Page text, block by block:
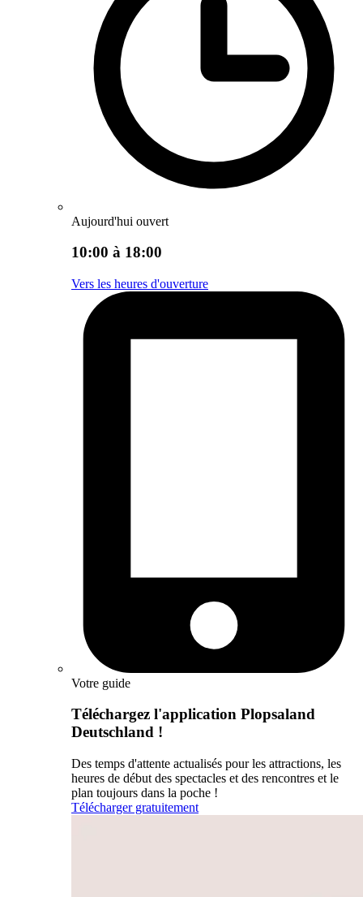
Aujourd'hui ouvert
10:00 à 18:00
Vers les heures d'ouverture
Votre guide
Téléchargez l'application Plopsaland
Deutschland !
Des temps d'attente actualisés pour les attractions, les
heures de début des spectacles et des rencontres et le
plan toujours dans la poche !
Télécharger gratuitement